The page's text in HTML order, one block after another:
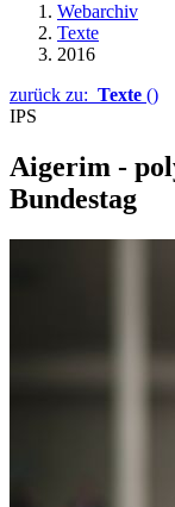
Webarchiv
Texte
2016
zurück zu: Texte ()
IPS
Aigerim -
Bundestag